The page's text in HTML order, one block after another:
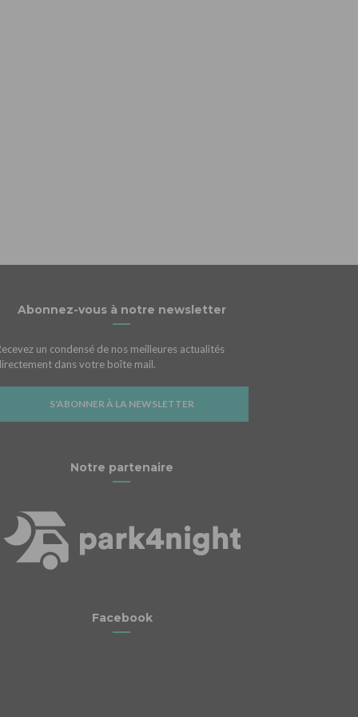
Abonnez-vous à notre newsletter
un condensé de nos meilleures actualités
dans votre boîte mail.
S'ABONNER À LA NEWSLETTER
Notre partenaire
Facebook